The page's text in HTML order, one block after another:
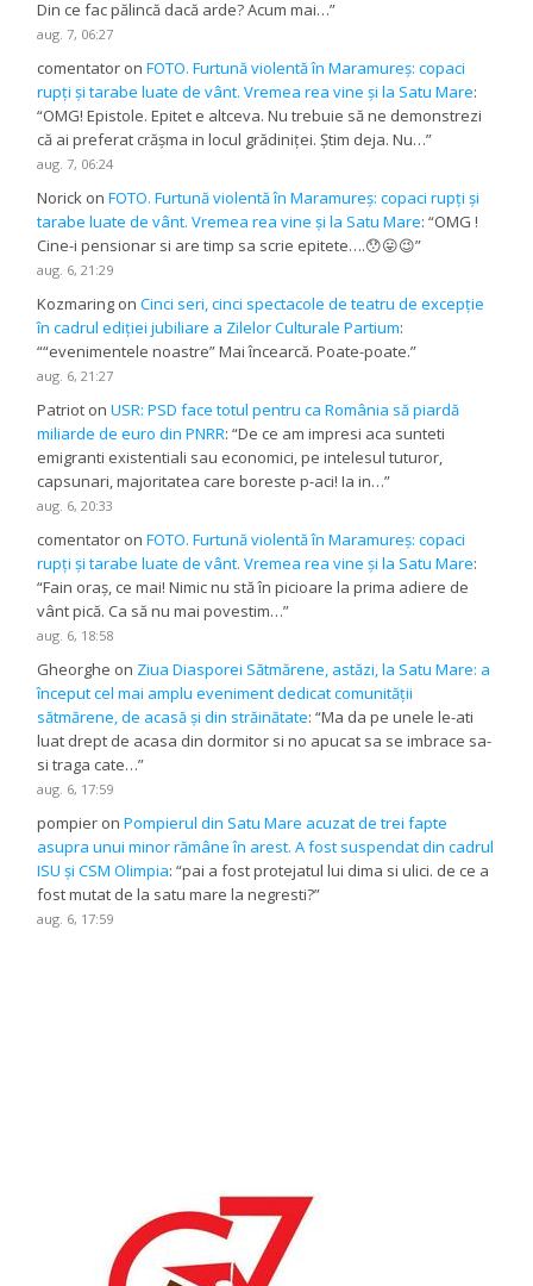
Din ce fac pălincă dacă arde? Acum mai…”
aug. 7, 06:27
comentator onFOTO. Furtună violentă în Maramureș: copaci
rupți și tarabe luate de vânt. Vremea rea vine și la Satu Mare:
“OMG! Epistole. Epitet e altceva. Nu trebuie să ne demonstrezi
că ai preferat crășma in locul grădiniței. Știm deja. Nu…”
aug. 7, 06:24
Norick onFOTO. Furtună violentă în Maramureș: copaci rupți și
tarabe luate de vânt. Vremea rea vine și la Satu Mare: “OMG !
Cine-i pensionar si are timp sa scrie epitete….😯😛😉”
aug. 6, 21:29
Kozmaring onCinci seri, cinci spectacole de teatru de excepție
în cadrul ediției jubiliare a Zilelor Culturale Partium:
““evenimentele noastre” Mai încearcă. Poate-poate.”
aug. 6, 21:27
Patriot onUSR: PSD face totul pentru ca România să piardă
miliarde de euro din PNRR: “De ce am impresi aca sunteti
emigranti existentiali sau economici, pe intelesul tuturor,
capsunari, majoritatea care boreste p-aci! Ia in…”
aug. 6, 20:33
comentator onFOTO. Furtună violentă în Maramureș: copaci
rupți și tarabe luate de vânt. Vremea rea vine și la Satu Mare:
“Fain oraș, ce mai! Nimic nu stă în picioare la prima adiere de
vânt pică. Ca să nu mai povestim…”
aug. 6, 18:58
Gheorghe on Ziua Diasporei Sătmărene, astăzi, la Satu Mare: a
început cel mai amplu eveniment dedicat comunității
sătmărene, de acasă și din străinătate: “Ma da pe unele le-ati
luat drept de acasa din dormitor si no apucat sa se imbrace sa-
si traga cate…”
aug. 6, 17:59
pompier onPompierul din Satu Mare acuzat de trei fapte
asupra unui minor rămâne în arest. A fost suspendat din cadrul
ISU și CSM Olimpia: “pai a fost protejatul lui dima si ulici. de ce a
fost mutat de la satu mare la negresti?”
aug. 6, 17:59